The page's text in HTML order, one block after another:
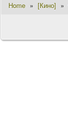
Home » [Кино] »